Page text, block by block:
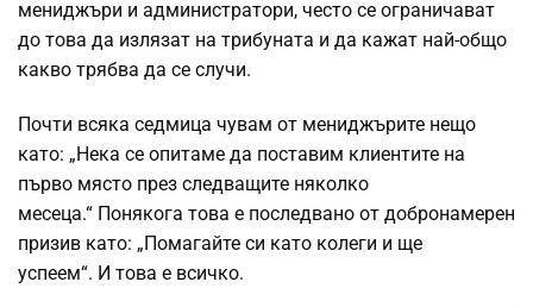
мениджъри и администратори, често се ограничават
до това да излязат на трибуната и да кажат най-общо
какво трябва да се случи.
Почти всяка седмица чувам от мениджърите нещо
като: „Нека се опитаме да поставим клиентите на
първо място през следващите няколко
месеца.“ Понякога това е последвано от добронамерен
призив като: „Помагайте си като колеги и ще
успеем“. И това е всичко.